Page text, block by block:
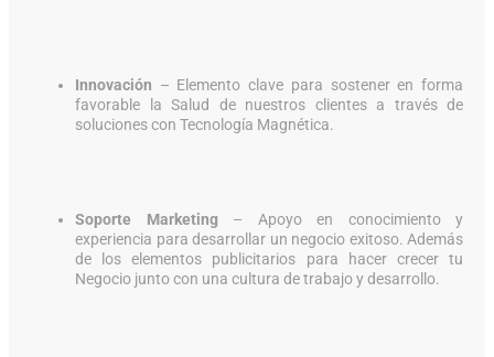
Innovación – Elemento clave para sostener en forma
favorable la Salud de nuestros clientes a través de
soluciones con Tecnología Magnética.
Soporte Marketing – Apoyo en conocimiento y
experiencia para desarrollar un negocio exitoso. Además
de los elementos publicitarios para hacer crecer tu
Negocio junto con una cultura de trabajo y desarrollo.